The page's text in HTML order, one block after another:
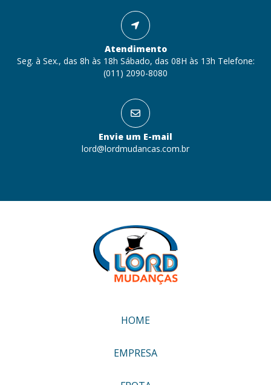
Atendimento
Seg. à Sex., das 8h às 18h Sábado, das 08H às 13h Telefone:
(011) 2090-8080
Envie um E-mail
lord@lordmudancas.com.br
HOME
EMPRESA